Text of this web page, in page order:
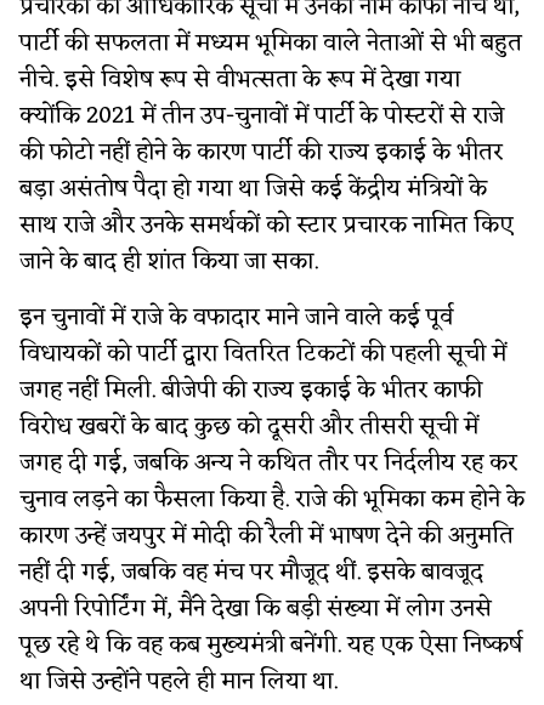
पार्टी की सफलता में मध्यम भूमिका वाले नेताओं से भी बहुत
नीचे. इसे विशेष रूप से वीभत्सता के रूप में देखा गया
क्योंकि 2021 में तीन उप-चुनावों में पार्टी के पोस्टरों से राजे
की फोटो नहीं होने के कारण पार्टी की राज्य इकाई के भीतर
बड़ा असंतोष पैदा हो गया था जिसे कई केंद्रीय मंत्रियों के
साथ राजे और उनके समर्थकों को स्टार प्रचारक नामित किए
जाने के बाद ही शांत किया जा सका.
इन चुनावों में राजे के वफादार माने जाने वाले कई पूर्व
विधायकों को पार्टी द्वारा वितरित टिकटों की पहली सूची में
जगह नहीं मिली. बीजेपी की राज्य इकाई के भीतर काफी
विरोध खबरों के बाद कुछ को दूसरी और तीसरी सूची में
जगह दी गई, जबकि अन्य ने कथित तौर पर निर्दलीय रह कर
चुनाव लड़ने का फैसला किया है. राजे की भूमिका कम होने के
कारण उन्हें जयपुर में मोदी की रैली में भाषण देने की अनुमति
नहीं दी गई, जबकि वह मंच पर मौजूद थीं. इसके बावजूद
अपनी रिपोर्टिंग में, मैंने देखा कि बड़ी संख्या में लोग उनसे
पूछ रहे थे कि वह कब मुख्यमंत्री बनेंगी. यह एक ऐसा निष्कर्ष
था जिसे उन्होंने पहले ही मान लिया था.